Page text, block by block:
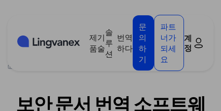
제
품
기
술
솔
루
션
번역
하다
문
의
하
기
파트
너가
되세
요
계
정
보안 문서 번역 소프트웨